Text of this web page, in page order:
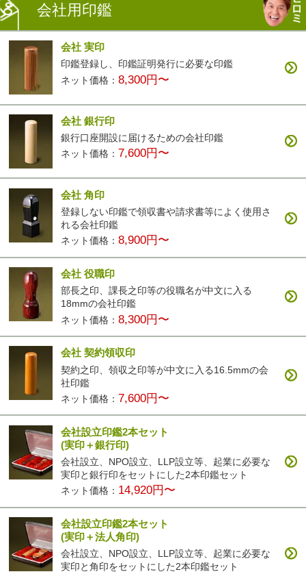
会社用印鑑
会社 実印
印鑑登録し、印鑑証明発行に必要な印鑑
ネット価格：8,300円〜
会社 銀行印
銀行口座開設に届けるための会社印鑑
ネット価格： 7,600円〜
会社 角印
登録しない印鑑で領収書や請求書等によく使用さ
れる会社印鑑
ネット価格：8,900円〜
会社 役職印
部長之印、課長之印等の役職名が中文に入る
18mmの会社印鑑
ネット価格：8,300円〜
会社 契約領収印
契約之印、領収之印等が中文に入る16.5mmの会
社印鑑
ネット価格： 7,600円〜
会社設立印鑑2本セット
(実印＋銀行印)
会社設立、NPO設立、LLP設立等、起業に必要な
実印と銀行印をセットにした2本印鑑セット
ネット価格： 14,920円〜
会社設立印鑑2本セット
(実印＋法人角印)
会社設立、NPO設立、LLP設立等、起業に必要な
実印と角印をセットにした2本印鑑セット